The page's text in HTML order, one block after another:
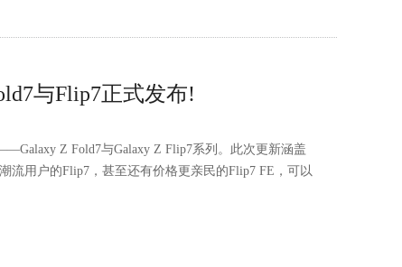
与Flip7正式发布!
Z Fold7与Galaxy Z Flip7系列。此次更新涵盖
流用户的Flip7，甚至还有价格更亲民的Flip7 FE，可以